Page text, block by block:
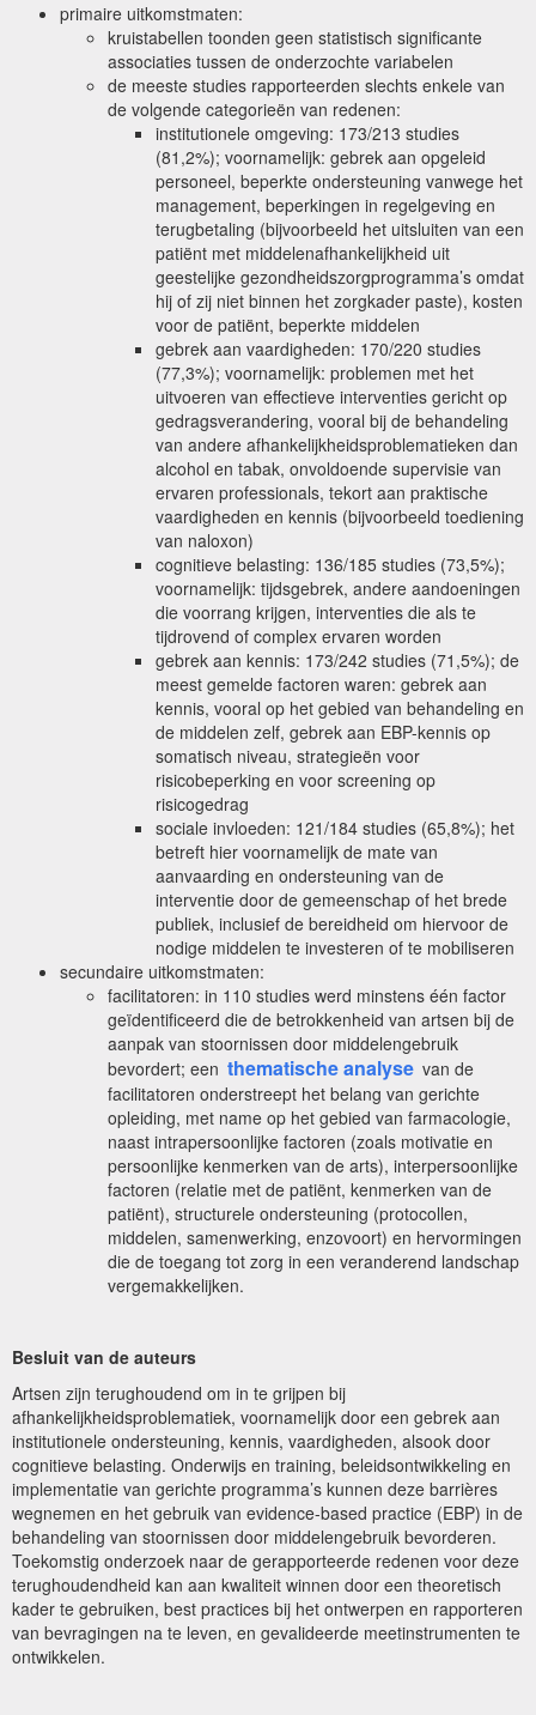
primaire uitkomstmaten:
kruistabellen toonden geen statistisch significante
associaties tussen de onderzochte variabelen
de meeste studies rapporteerden slechts enkele van
de volgende categorieën van redenen:
institutionele omgeving: 173/213 studies
(81,2%); voornamelijk: gebrek aan opgeleid
personeel, beperkte ondersteuning vanwege het
management, beperkingen in regelgeving en
terugbetaling (bijvoorbeeld het uitsluiten van een
patiënt met middelenafhankelijkheid uit
geestelijke gezondheidszorgprogramma’s omdat
hij of zij niet binnen het zorgkader paste), kosten
voor de patiënt, beperkte middelen
gebrek aan vaardigheden: 170/220 studies
(77,3%); voornamelijk: problemen met het
uitvoeren van effectieve interventies gericht op
gedragsverandering, vooral bij de behandeling
van andere afhankelijkheidsproblematieken dan
alcohol en tabak, onvoldoende supervisie van
ervaren professionals, tekort aan praktische
vaardigheden en kennis (bijvoorbeeld toediening
van naloxon)
cognitieve belasting: 136/185 studies (73,5%);
voornamelijk: tijdsgebrek, andere aandoeningen
die voorrang krijgen, interventies die als te
tijdrovend of complex ervaren worden
gebrek aan kennis: 173/242 studies (71,5%); de
meest gemelde factoren waren: gebrek aan
kennis, vooral op het gebied van behandeling en
de middelen zelf, gebrek aan EBP-kennis op
somatisch niveau, strategieën voor
risicobeperking en voor screening op
risicogedrag
sociale invloeden: 121/184 studies (65,8%); het
betreft hier voornamelijk de mate van
aanvaarding en ondersteuning van de
interventie door de gemeenschap of het brede
publiek, inclusief de bereidheid om hiervoor de
nodige middelen te investeren of te mobiliseren
secundaire uitkomstmaten:
facilitatoren: in 110 studies werd minstens één factor
geïdentificeerd die de betrokkenheid van artsen bij de
aanpak van stoornissen door middelengebruik
bevordert; een thematische analyse van de
facilitatoren onderstreept het belang van gerichte
opleiding, met name op het gebied van farmacologie,
naast intrapersoonlijke factoren (zoals motivatie en
persoonlijke kenmerken van de arts), interpersoonlijke
factoren (relatie met de patiënt, kenmerken van de
patiënt), structurele ondersteuning (protocollen,
middelen, samenwerking, enzovoort) en hervormingen
die de toegang tot zorg in een veranderend landschap
vergemakkelijken.
Besluit van de auteurs
Artsen zijn terughoudend om in te grijpen bij
afhankelijkheidsproblematiek, voornamelijk door een gebrek aan
institutionele ondersteuning, kennis, vaardigheden, alsook door
cognitieve belasting. Onderwijs en training, beleidsontwikkeling en
implementatie van gerichte programma’s kunnen deze barrières
wegnemen en het gebruik van evidence-based practice (EBP) in de
behandeling van stoornissen door middelengebruik bevorderen.
Toekomstig onderzoek naar de gerapporteerde redenen voor deze
terughoudendheid kan aan kwaliteit winnen door een theoretisch
kader te gebruiken, best practices bij het ontwerpen en rapporteren
van bevragingen na te leven, en gevalideerde meetinstrumenten te
ontwikkelen.